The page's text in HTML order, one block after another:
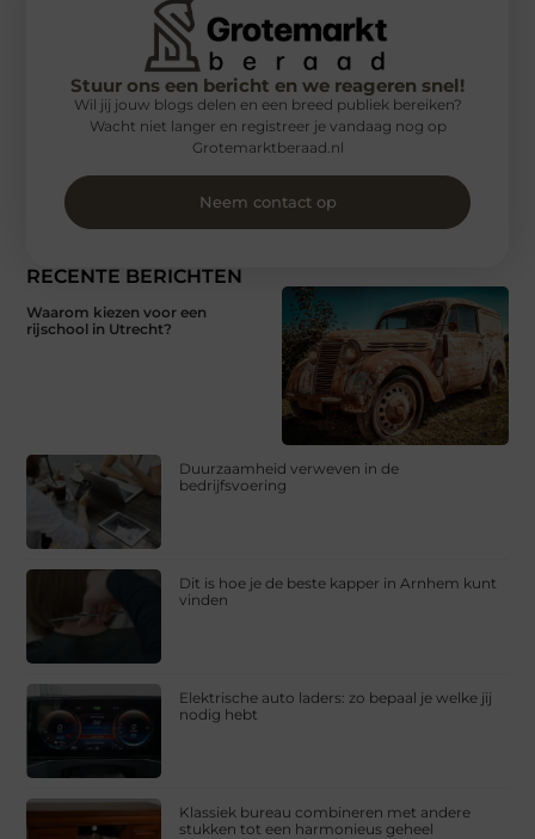
RECENTE BERICHTEN
Waarom kiezen voor een
rijschool in Utrecht?
Duurzaamheid verweven in de
bedrijfsvoering
Dit is hoe je de beste kapper in Arnhem kunt
vinden
Elektrische auto laders: zo bepaal je welke jij
nodig hebt
Klassiek bureau combineren met andere
stukken tot een harmonieus geheel
Stuur ons een bericht en we reageren snel!
Wil jij jouw blogs delen en een breed publiek bereiken?
Wacht niet langer en registreer je vandaag nog op
Grotemarktberaad.nl
Neem contact op